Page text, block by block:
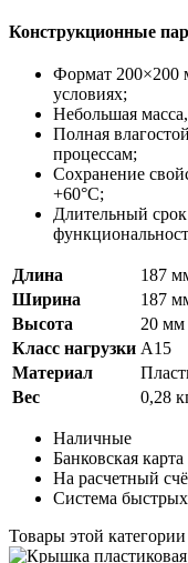
Конструкционные
Формат 200×200
условиях;
Небольшая
Полная
процессам;
Сохранение
+60°C;
Длительный срок
Длина
187
Ширина
187
Высота
20 мм
Класс нагрузки A15
Материал
Вес
0,28
Наличные
Банковская карта
На расчетный
Система
Товары этой категории